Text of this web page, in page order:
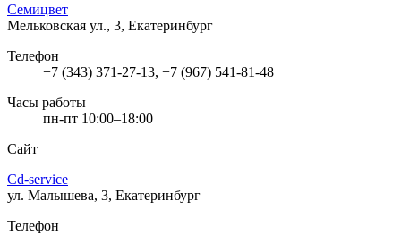
Семицвет
Мельковская ул., 3, Екатеринбург
Телефон
+7 (343) 371-27-13, +7 (967) 541-81-48
Часы работы
пн-пт 10:00–18:00
Сайт
Cd-service
ул. Малышева, 3, Екатеринбург
Телефон